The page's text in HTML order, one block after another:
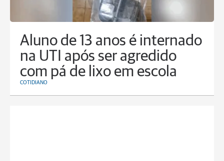
Aluno de 13 anos é internado
na UTI após ser agredido
com pá de lixo em escola
COTIDIANO